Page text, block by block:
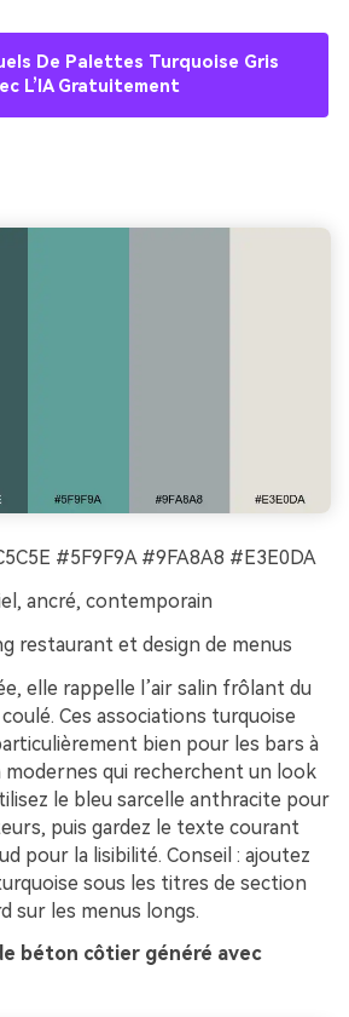
De Palettes Turquoise Gris
L’IA Gratuitement
#5F9F9A #9FA8A8 #E3E0DA
ancré, contemporain
restaurant et design de menus
elle rappelle l’air salin frôlant du
Ces associations turquoise
bien pour les bars à
qui recherchent un look
le bleu sarcelle anthracite pour
puis gardez le texte courant
pour la lisibilité. Conseil : ajoutez
sous les titres de section
sur les menus longs.
béton côtier généré avec